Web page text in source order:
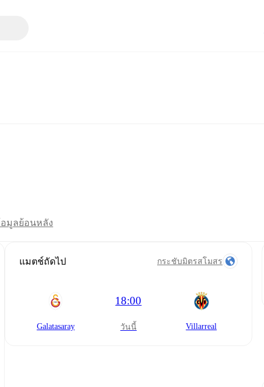
มูลย้อนหลัง
แมตช์ถัดไป กระชับมิตรสโมสร
Galatasaray
18:00
วันนี้ Villarreal